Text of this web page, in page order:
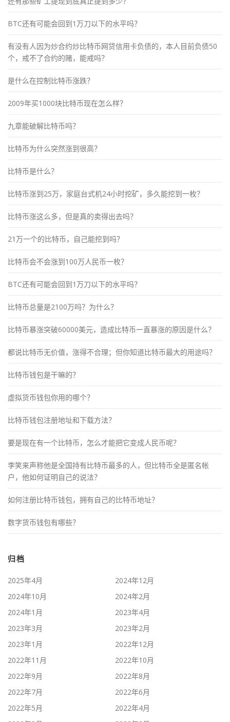
BTC还有可能会回到1万刀以下的水平吗？
有没有人因为炒合约炒比特币网贷信用卡负债的，本人目前负债50
个，戒不了合约的赌，能戒吗？
是什么在控制比特币涨跌？
2009年买1000块比特币现在怎么样？
九章能破解比特币吗？
比特币为什么突然涨到很高？
比特币是什么？
比特币涨到25万，家庭台式机24小时挖矿，多久能挖到一枚？
比特币涨这么多，但是真的卖得出去吗？
21万一个的比特币，自己能挖到吗？
比特币会不会涨到100万人民币一枚？
BTC还有可能会回到1万刀以下的水平吗？
比特币总量是2100万吗？为什么？
比特币暴涨突破60000美元，造成比特币一直暴涨的原因是什么？
都说比特币无价值，涨得不合理；但你知道比特币最大的用途吗？
比特币钱包是干嘛的？
虚拟货币钱包你用的哪个？
比特币钱包注册地址和下载方法？
要是现在有一个比特币，怎么才能把它变成人民币呢？
李笑来声称他是全国持有比特币最多的人，但比特币全是匿名帐
户，他如何证明自己的说法？
如何注册比特币钱包，拥有自己的比特币地址？
数字货币钱包有哪些？
归档
2025年4月
2024年12月
2024年10月
2024年2月
2024年1月
2023年4月
2023年3月
2023年2月
2023年1月
2022年12月
2022年11月
2022年10月
2022年9月
2022年8月
2022年7月
2022年6月
2022年5月
2022年4月